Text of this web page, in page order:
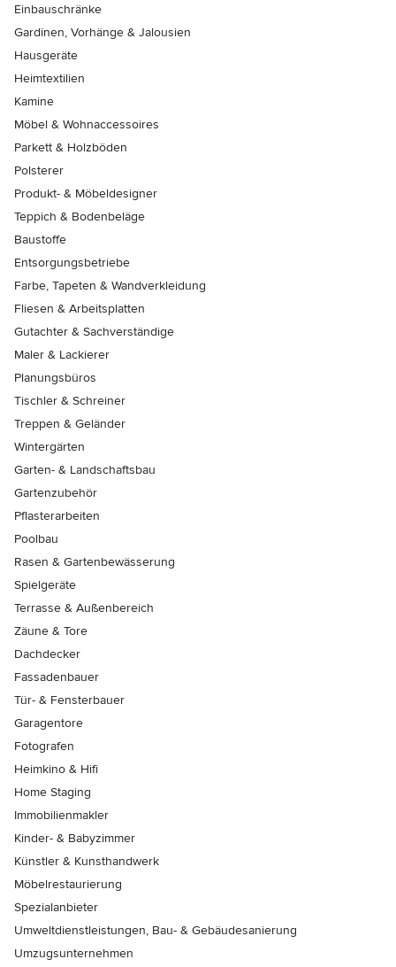
Einbauschränke
Gardinen, Vorhänge & Jalousien
Hausgeräte
Heimtextilien
Kamine
Möbel & Wohnaccessoires
Parkett & Holzböden
Polsterer
Produkt- & Möbeldesigner
Teppich & Bodenbeläge
Baustoffe
Entsorgungsbetriebe
Farbe, Tapeten & Wandverkleidung
Fliesen & Arbeitsplatten
Gutachter & Sachverständige
Maler & Lackierer
Planungsbüros
Tischler & Schreiner
Treppen & Geländer
Wintergärten
Garten- & Landschaftsbau
Gartenzubehör
Pflasterarbeiten
Poolbau
Rasen & Gartenbewässerung
Spielgeräte
Terrasse & Außenbereich
Zäune & Tore
Dachdecker
Fassadenbauer
Tür- & Fensterbauer
Garagentore
Fotografen
Heimkino & Hifi
Home Staging
Immobilienmakler
Kinder- & Babyzimmer
Künstler & Kunsthandwerk
Möbelrestaurierung
Spezialanbieter
Umweltdienstleistungen, Bau- & Gebäudesanierung
Umzugsunternehmen